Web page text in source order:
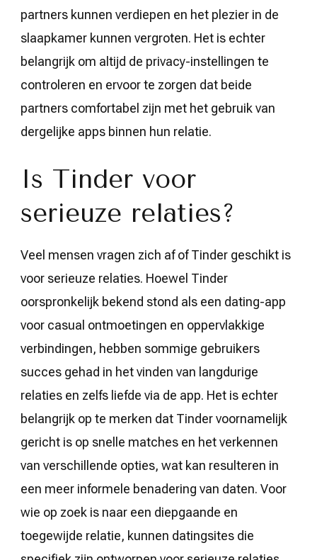
partners kunnen verdiepen en het plezier in de
slaapkamer kunnen vergroten. Het is echter
belangrijk om altijd de privacy-instellingen te
controleren en ervoor te zorgen dat beide
partners comfortabel zijn met het gebruik van
dergelijke apps binnen hun relatie.
Is Tinder voor
serieuze relaties?
Veel mensen vragen zich af of Tinder geschikt is
voor serieuze relaties. Hoewel Tinder
oorspronkelijk bekend stond als een dating-app
voor casual ontmoetingen en oppervlakkige
verbindingen, hebben sommige gebruikers
succes gehad in het vinden van langdurige
relaties en zelfs liefde via de app. Het is echter
belangrijk op te merken dat Tinder voornamelijk
gericht is op snelle matches en het verkennen
van verschillende opties, wat kan resulteren in
een meer informele benadering van daten. Voor
wie op zoek is naar een diepgaande en
toegewijde relatie, kunnen datingsites die